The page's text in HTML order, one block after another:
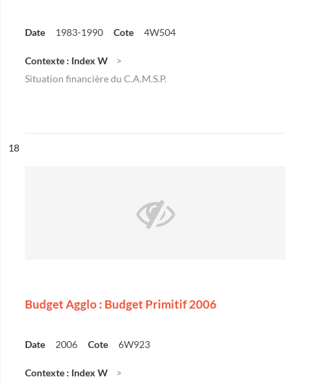
Date 1983-1990 Cote 4W504
Contexte : Index W
Situation financière du C.A.M.S.P.
n°
18
Budget Agglo : Budget Primitif 2006
Date 2006 Cote 6W923
Contexte : Index W